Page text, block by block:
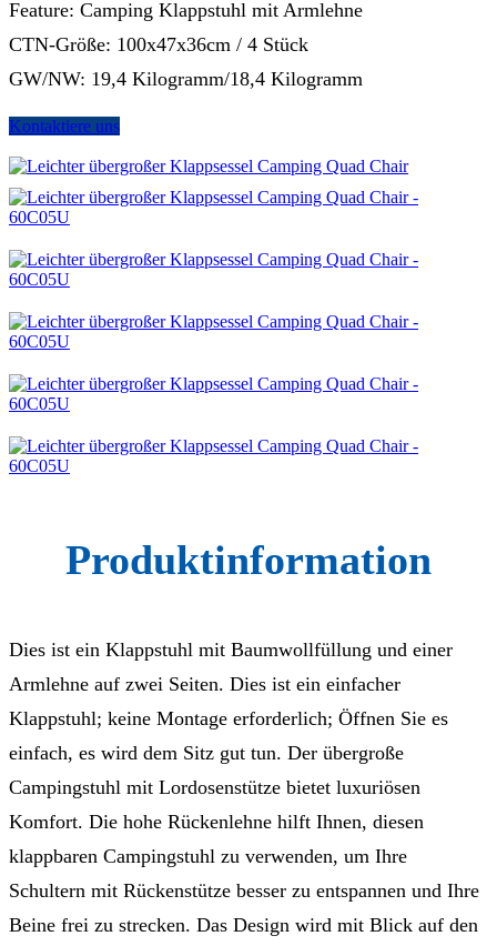
Feature: Camping Klappstuhl mit Armlehne
CTN-Größe: 100x47x36cm / 4 Stück
GW/NW: 19,4 Kilogramm/18,4 Kilogramm
Kontaktiere uns
Produktinformation
Dies ist ein Klappstuhl mit Baumwollfüllung und einer
Armlehne auf zwei Seiten. Dies ist ein einfacher
Klappstuhl; keine Montage erforderlich; Öffnen Sie es
einfach, es wird dem Sitz gut tun. Der übergroße
Campingstuhl mit Lordosenstütze bietet luxuriösen
Komfort. Die hohe Rückenlehne hilft Ihnen, diesen
klappbaren Campingstuhl zu verwenden, um Ihre
Schultern mit Rückenstütze besser zu entspannen und Ihre
Beine frei zu strecken. Das Design wird mit Blick auf den